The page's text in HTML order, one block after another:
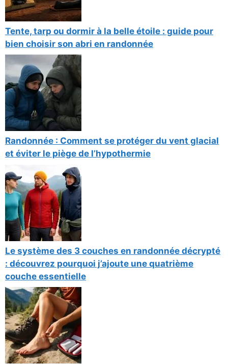
Tente, tarp ou dormir à la belle étoile : guide pour
bien choisir son abri en randonnée
Randonnée : Comment se protéger du vent glacial
et éviter le piège de l’hypothermie
Le système des 3 couches en randonnée décrypté
: découvrez pourquoi j’ajoute une quatrième
couche essentielle